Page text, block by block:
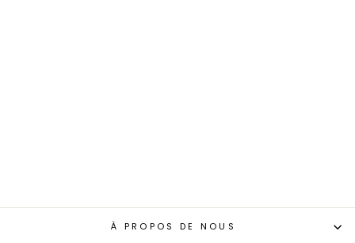
À PROPOS DE NOUS